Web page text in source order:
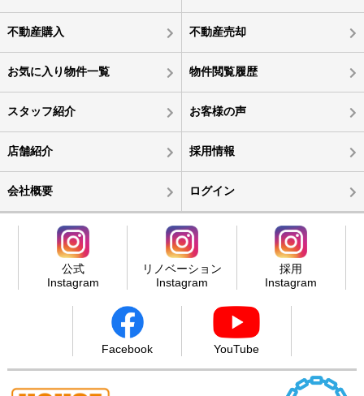
不動産購入 不動産売却
お気に入り物件一覧 物件閲覧履歴
スタッフ紹介 お客様の声
店舗紹介 採用情報
会社概要 ログイン
公式
Instagram
リノベーション
Instagram
採用
Instagram
Facebook YouTube